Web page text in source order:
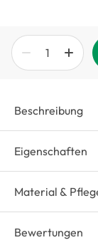
Beschreibung
Eigenschaften
Material &
Bewertungen